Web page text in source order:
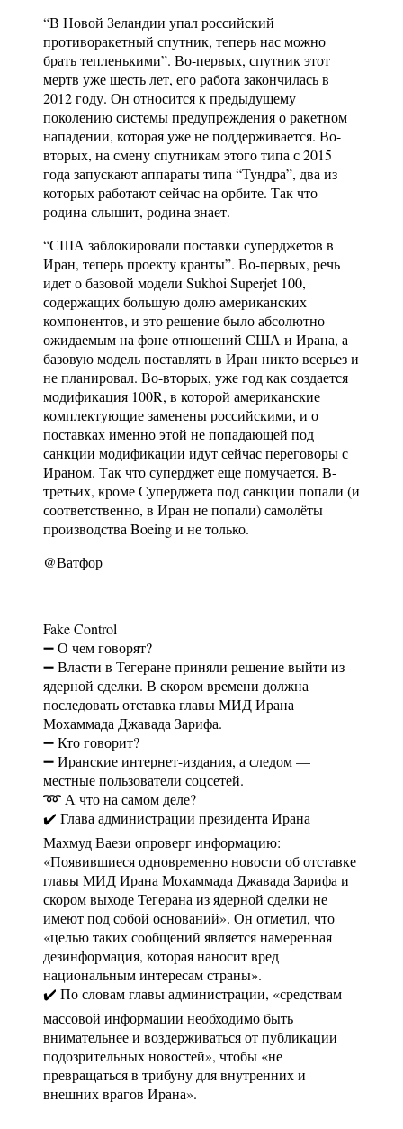
“В Новой Зеландии упал российский
противоракетный спутник, теперь нас можно
брать тепленькими”. Во-первых, спутник этот
мертв уже шесть лет, его работа закончилась в
2012 году. Он относится к предыдущему
поколению системы предупреждения о ракетном
нападении, которая уже не поддерживается. Во-
вторых, на смену спутникам этого типа с 2015
года запускают аппараты типа “Тундра”, два из
которых работают сейчас на орбите. Так что
родина слышит, родина знает.
“США заблокировали поставки суперджетов в
Иран, теперь проекту кранты”. Во-первых, речь
идет о базовой модели Sukhoi Superjet 100,
содержащих большую долю американских
компонентов, и это решение было абсолютно
ожидаемым на фоне отношений США и Ирана, а
базовую модель поставлять в Иран никто всерьез и
не планировал. Во-вторых, уже год как создается
модификация 100R, в которой американские
комплектующие заменены российскими, и о
поставках именно этой не попадающей под
санкции модификации идут сейчас переговоры с
Ираном. Так что суперджет еще помучается. В-
третьих, кроме Суперджета под санкции попали (и
соответственно, в Иран не попали) самолёты
производства Boeing и не только.
@Ватфор
Fake Control
➖ О чем говорят?
➖ Власти в Тегеране приняли решение выйти из
ядерной сделки. В скором времени должна
последовать отставка главы МИД Ирана
Мохаммада Джавада Зарифа.
➖ Кто говорит?
➖ Иранские интернет-издания, а следом —
местные пользователи соцсетей.
➿ А что на самом деле?
✔️ Глава администрации президента Ирана
Махмуд Ваези опроверг информацию:
«Появившиеся одновременно новости об отставке
главы МИД Ирана Мохаммада Джавада Зарифа и
скором выходе Тегерана из ядерной сделки не
имеют под собой оснований». Он отметил, что
«целью таких сообщений является намеренная
дезинформация, которая наносит вред
национальным интересам страны».
✔️ По словам главы администрации, «средствам
массовой информации необходимо быть
внимательнее и воздерживаться от публикации
подозрительных новостей», чтобы «не
превращаться в трибуну для внутренних и
внешних врагов Ирана».